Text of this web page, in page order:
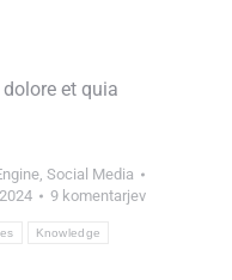
et quia
, Social Media
9 komentarjev
Knowledge